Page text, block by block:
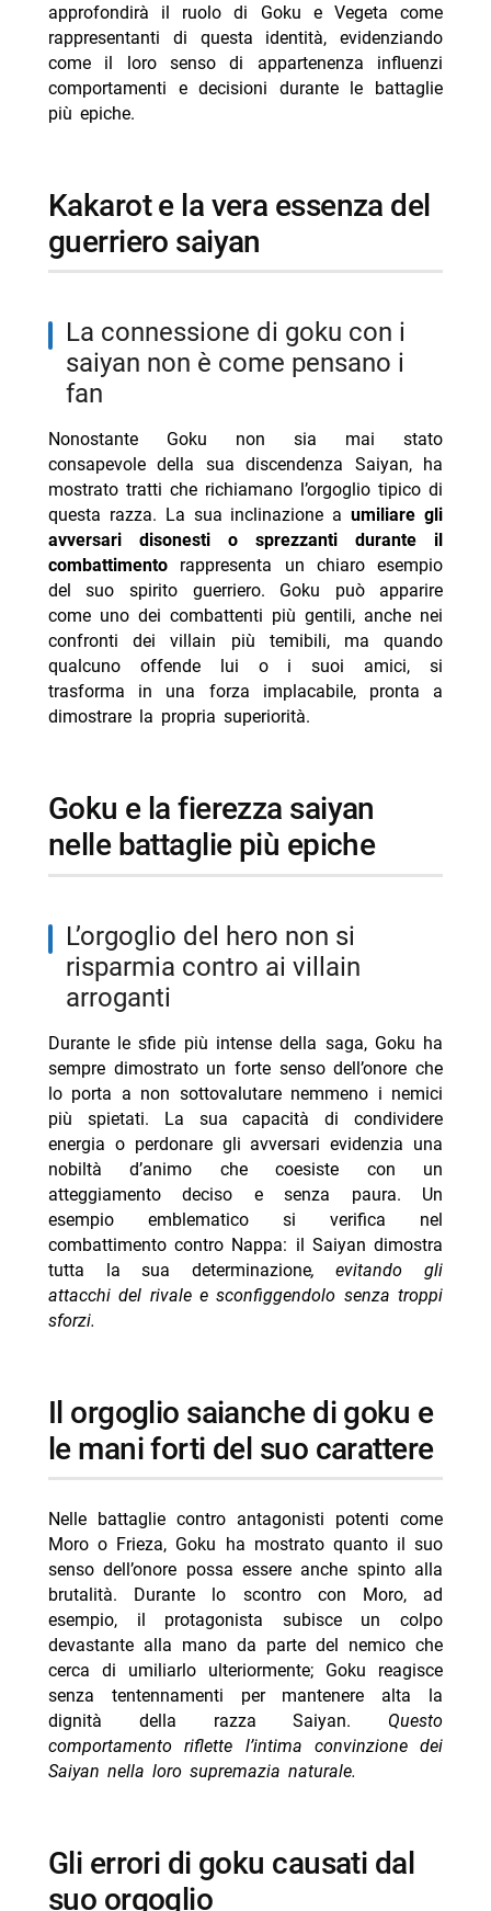
-- una protagonista diversa dagli altri eroi naïve
-- Scopri di più da Jump the shark
-- RispondiAnnulla risposta
- Pikachu marvel: il personaggio pop culture che
conseguenze importanti per la stagione 3 e 4
- Goku volto di dragon ball annunciato ufficialmente
- Dungeons & dragons animated series: 7 serie
animate perfette per i fan
approfondirà il ruolo di Goku e Vegeta come
rappresentanti di questa identità, evidenziando
come il loro senso di appartenenza influenzi
comportamenti e decisioni durante le battaglie
più epiche.
kakarot e la vera essenza del
guerriero saiyan
la connessione di goku con i
saiyan non è come pensano i
fan
Nonostante Goku non sia mai stato
consapevole della sua discendenza Saiyan, ha
mostrato tratti che richiamano l’orgoglio tipico di
questa razza. La sua inclinazione aumiliare gli
avversari disonesti o sprezzanti durante il
combattimentorappresenta un chiaro esempio
del suo spirito guerriero. Goku può apparire
come uno dei combattenti più gentili, anche nei
confronti dei villain più temibili, ma quando
qualcuno offende lui o i suoi amici, si
trasforma in una forza implacabile, pronta a
dimostrare la propria superiorità.
goku e la fierezza saiyan
nelle battaglie più epiche
l’orgoglio del hero non si
risparmia contro ai villain
arroganti
Durante le sfide più intense della saga, Goku ha
sempre dimostrato un forte senso dell’onore che
lo porta a non sottovalutare nemmeno i nemici
più spietati. La sua capacità di condividere
energia o perdonare gli avversari evidenzia una
nobiltà d’animo che coesiste con un
atteggiamento deciso e senza paura. Un
esempio emblematico si verifica nel
combattimento contro Nappa: il Saiyan dimostra
tutta la sua determinazione, evitando gli
attacchi del rivale e sconfiggendolo senza troppi
sforzi.
il orgoglio saianche di goku e
le mani forti del suo carattere
Nelle battaglie contro antagonisti potenti come
Moro o Frieza, Goku ha mostrato quanto il suo
senso dell’onore possa essere anche spinto alla
brutalità. Durante lo scontro con Moro, ad
esempio, il protagonista subisce un colpo
devastante alla mano da parte del nemico che
cerca di umiliarlo ulteriormente; Goku reagisce
senza tentennamenti per mantenere alta la
dignità della razza Saiyan. Questo
comportamento riflette l’intima convinzione dei
Saiyan nella loro supremazia naturale.
gli errori di goku causati dal
suo orgoglio